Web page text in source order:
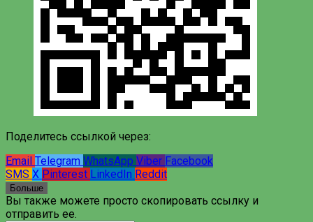
Поделитесь ссылкой через:
Email Telegram WhatsApp Viber Facebook
SMS X Pinterest LinkedIn Reddit
Больше
Вы также можете просто скопировать ссылку и
отправить ее.